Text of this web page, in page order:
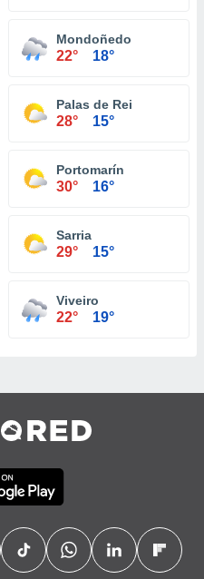
Mondoñedo
22° 18°
Palas de Rei
28° 15°
Portomarín
30° 16°
Sarria
29° 15°
Viveiro
22° 19°